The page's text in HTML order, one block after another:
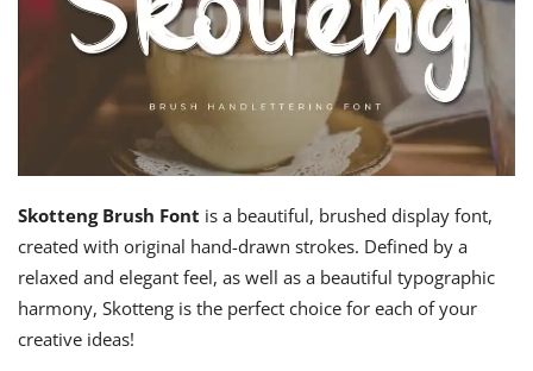
Skotteng Brush Font is a beautiful, brushed display font,
created with original hand-drawn strokes. Defined by a
relaxed and elegant feel, as well as a beautiful typographic
harmony, Skotteng is the perfect choice for each of your
creative ideas!